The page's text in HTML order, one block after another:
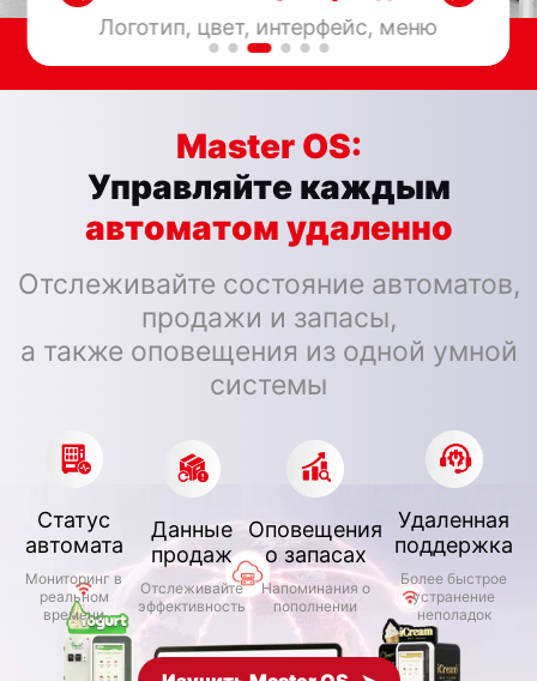
Международная доставка с возможностью
доставки до двери
Master OS:
Управляйте каждым
автоматом удаленно
Отслеживайте состояние автоматов,
продажи и запасы,
а также оповещения из одной умной
системы
Статус
автомата
Мониторинг в
реальном
времени
Данные
продаж
Отслеживайте
эффективность
Оповещения
о запасах
Напоминания о
пополнении
Удаленная
поддержка
Более быстрое
устранение
неполадок